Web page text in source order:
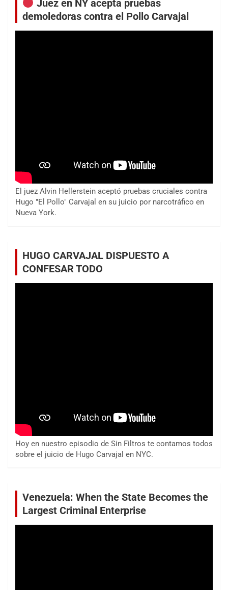
Juez en NY acepta pruebas
demoledoras contra el Pollo Carvajal
El juez Alvin Hellerstein aceptó pruebas cruciales contra
Hugo "El Pollo" Carvajal en su juicio por narcotráfico en
Nueva York.
HUGO CARVAJAL DISPUESTO A
CONFESAR TODO
Hoy en nuestro episodio de Sin Filtros te contamos todos
sobre el juicio de Hugo Carvajal en NYC.
Venezuela: When the State Becomes the
Largest Criminal Enterprise